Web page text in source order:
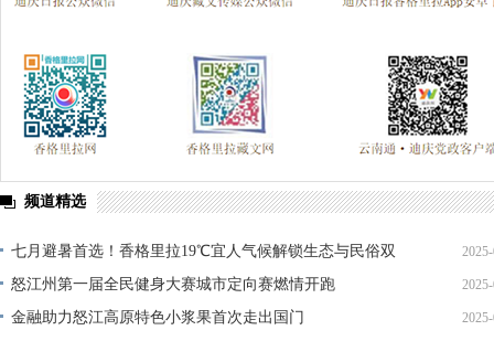
频道精选
七月避暑首选！香格里拉19℃宜人气候解锁生态与民俗双
重体验
怒江州第一届全民健身大赛城市定向赛燃情开跑
金融助力怒江高原特色小浆果首次走出国门